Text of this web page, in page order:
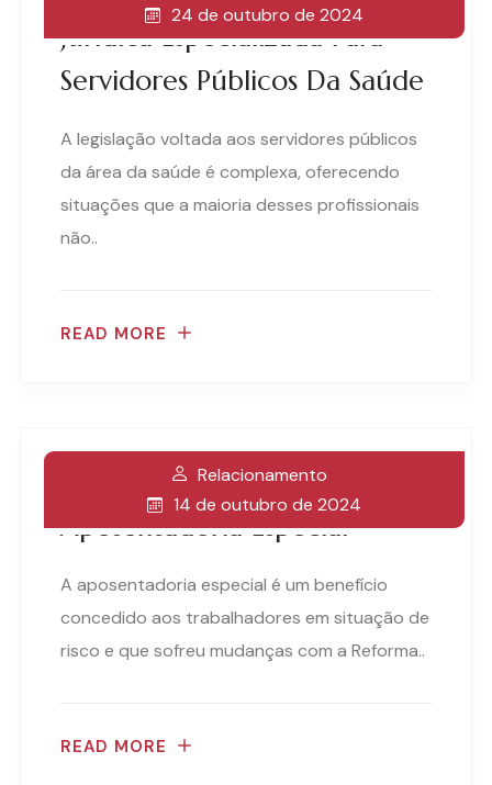
Jurídica Especializada Para
Servidores Públicos Da Saúde
24 de outubro de 2024
A legislação voltada aos servidores públicos
da área da saúde é complexa, oferecendo
situações que a maioria desses profissionais
não..
READ MORE
Guia Completo Da
Aposentadoria Especial
Relacionamento
14 de outubro de 2024
A aposentadoria especial é um benefício
concedido aos trabalhadores em situação de
risco e que sofreu mudanças com a Reforma..
READ MORE